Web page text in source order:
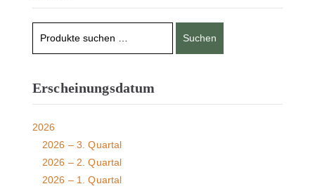
Suchen
Erscheinungsdatum
2026
2026 – 3. Quartal
2026 – 2. Quartal
2026 – 1. Quartal